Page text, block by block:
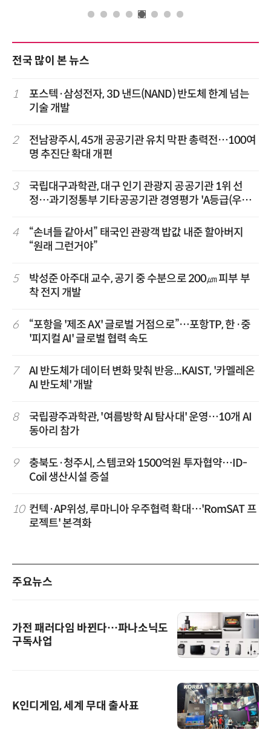
전국 많이 본 뉴스
1
포스텍·삼성전자, 3D 낸드(NAND) 반도체 한계 넘는
기술 개발
2
전남광주시, 45개 공공기관 유치 막판 총력전…100여
명 추진단 확대 개편
3
국립대구과학관, 대구 인기 관광지 공공기관 1위 선
정…과기정통부 기타공공기관 경영평가 'A등급(우수)'
4
“손녀들 같아서” 태국인 관광객 밥값 내준 할아버지
“원래 그런거야”
5
박성준 아주대 교수, 공기 중 수분으로 200㎛ 피부 부
착 전지 개발
6
“포항을 '제조 AX' 글로벌 거점으로”…포항TP, 한·중
'피지컬 AI' 글로벌 협력 속도
7
AI 반도체가 데이터 변화 맞춰 반응...KAIST, '카멜레온
AI 반도체' 개발
8
국립광주과학관, '여름방학 AI 탐사대' 운영…10개 AI
동아리 참가
9
충북도·청주시, 스템코와 1500억원 투자협약…ID-
Coil 생산시설 증설
10 컨텍·AP위성, 루마니아 우주협력 확대…'RomSAT 프
로젝트' 본격화
주요뉴스
가전 패러다임 바뀐다…파나소닉도
구독사업
K인디게임, 세계 무대 출사표